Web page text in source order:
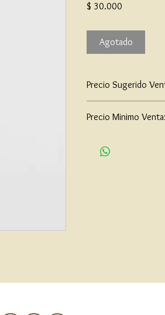
$ 30.000
Agotado
Precio Sugerido
Precio Minimo Venta: